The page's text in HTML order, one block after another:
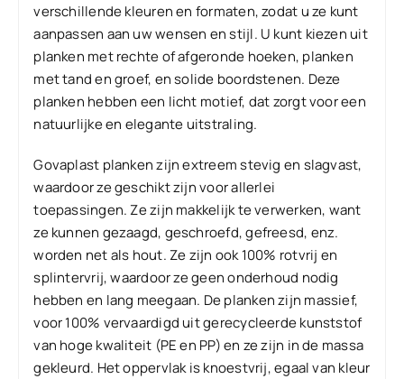
verschillende kleuren en formaten, zodat u ze kunt
aanpassen aan uw wensen en stijl. U kunt kiezen uit
planken met rechte of afgeronde hoeken, planken
met tand en groef, en solide boordstenen. Deze
planken hebben een licht motief, dat zorgt voor een
natuurlijke en elegante uitstraling.
Govaplast planken zijn extreem stevig en slagvast,
waardoor ze geschikt zijn voor allerlei
toepassingen. Ze zijn makkelijk te verwerken, want
ze kunnen gezaagd, geschroefd, gefreesd, enz.
worden net als hout. Ze zijn ook 100% rotvrij en
splintervrij, waardoor ze geen onderhoud nodig
hebben en lang meegaan. De planken zijn massief,
voor 100% vervaardigd uit gerecycleerde kunststof
van hoge kwaliteit (PE en PP) en ze zijn in de massa
gekleurd. Het oppervlak is knoestvrij, egaal van kleur